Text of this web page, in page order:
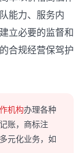
能力、服务内
立必要的监督和
合规经营保驾护
机构办理各种
账，商标注
元化业务，如